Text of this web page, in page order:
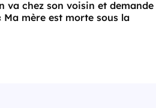
va chez son voisin et demande
Ma mère est morte sous la